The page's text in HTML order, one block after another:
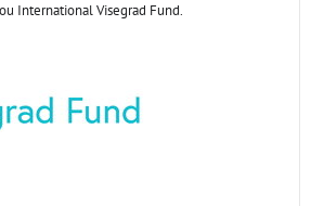
International Visegrad Fund.